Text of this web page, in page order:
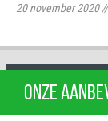
20 november 2020
ONZE